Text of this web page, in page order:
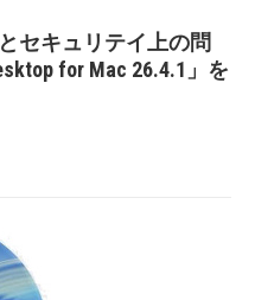
セキュリテイ上の問
for Mac 26.4.1」を